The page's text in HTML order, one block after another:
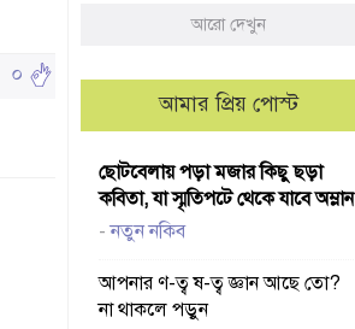
০
আরো দেখুন
আমার প্রিয় পোস্ট
ছোটবেলায় পড়া মজার কিছু ছড়া
কবিতা, যা স্মৃতিপটে থেকে যাবে অম্লান
-নতুন নকিব
আপনার ণ-ত্ব ষ-ত্ব জ্ঞান আছে তো?
না থাকলে পড়ুন